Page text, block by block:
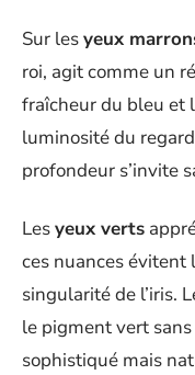
Sur lesyeux
roi, agit comme un
fraîcheur du bleu et
luminosité du
profondeur s’invite
Lesyeux verts
ces nuances évitent
singularité de l’iris.
le pigment vert
sophistiqué mais